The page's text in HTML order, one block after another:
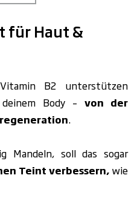
für Haut &
B2 unterstützen
Body – von der
.
Mandeln, soll das sogar
Teint verbessern, wie